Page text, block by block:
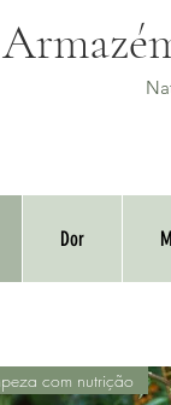
Dor
com nutrição